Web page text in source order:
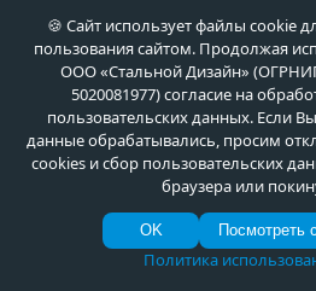
Отзывы
Полезное
Как
🍪 Сайт использует файлы cookie
пользования сайтом. Продолжая
ООО «Стальной Дизайн»
5020081977) согласие на
пользовательских данных. Если
данные обрабатывались, просим
cookies и сбор пользовательских
браузера или
OK Посмотреть
Политика